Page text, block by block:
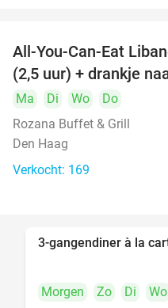
All-You-Can-Eat
(2,5 uur) + drankje
Ma Di Wo
Do
Rozana Buffet & Grill
Den Haag
Verkocht: 169
3-gangendiner à la
Morgen Zo Di Wo